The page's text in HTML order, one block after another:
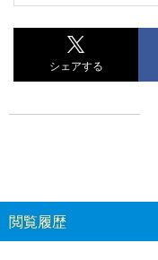
シェアする
閲覧履歴